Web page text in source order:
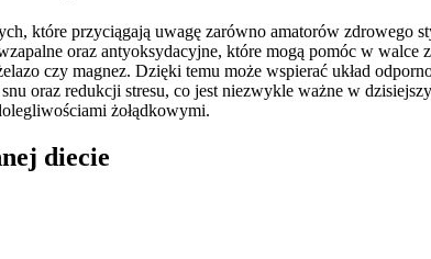
które przyciągają uwagę zarówno amatorów zdrowego
oraz antyoksydacyjne, które mogą pomóc w
czy magnez. Dzięki temu może wspierać układ
oraz redukcji stresu, co jest niezwykle ważne w
żołądkowymi.
diecie